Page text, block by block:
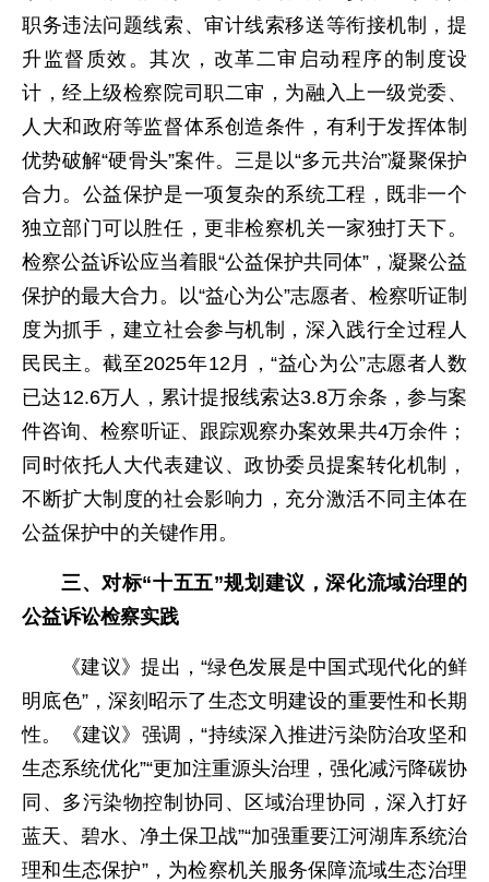
职务违法问题线索、审计线索移送等衔接机制，提
升监督质效。其次，改革二审启动程序的制度设
计，经上级检察院司职二审，为融入上一级党委、
人大和政府等监督体系创造条件，有利于发挥体制
优势破解“硬骨头”案件。三是以“多元共治”凝聚保护
合力。公益保护是一项复杂的系统工程，既非一个
独立部门可以胜任，更非检察机关一家独打天下。
检察公益诉讼应当着眼“公益保护共同体”，凝聚公益
保护的最大合力。以“益心为公”志愿者、检察听证制
度为抓手，建立社会参与机制，深入践行全过程人
民民主。截至2025年12月，“益心为公”志愿者人数
已达12.6万人，累计提报线索达3.8万余条，参与案
件咨询、检察听证、跟踪观察办案效果共4万余件；
同时依托人大代表建议、政协委员提案转化机制，
不断扩大制度的社会影响力，充分激活不同主体在
公益保护中的关键作用。
三、对标“十五五”规划建议，深化流域治理的
公益诉讼检察实践
《建议》提出，“绿色发展是中国式现代化的鲜
明底色”，深刻昭示了生态文明建设的重要性和长期
性。《建议》强调，“持续深入推进污染防治攻坚和
生态系统优化”“更加注重源头治理，强化减污降碳协
同、多污染物控制协同、区域治理协同，深入打好
蓝天、碧水、净土保卫战”“加强重要江河湖库系统治
理和生态保护”，为检察机关服务保障流域生态治理